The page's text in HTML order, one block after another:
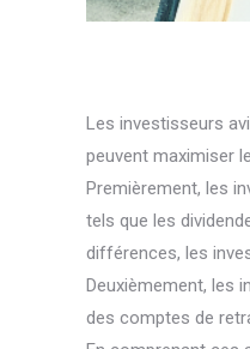
Les investisseurs
peuvent maximiser
Premièrement, les
tels que les
différences, les
Deuxièmement, les
des comptes de